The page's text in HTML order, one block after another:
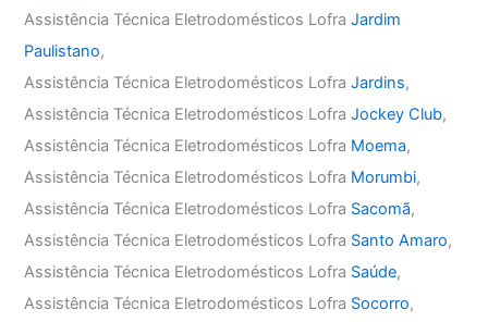
Assistência Técnica Eletrodomésticos LofraJardim
Paulistano,
Assistência Técnica Eletrodomésticos LofraJardins,
Assistência Técnica Eletrodomésticos LofraJockey Club,
Assistência Técnica Eletrodomésticos Lofra Moema,
Assistência Técnica Eletrodomésticos Lofra Morumbi,
Assistência Técnica Eletrodomésticos Lofra Sacomã,
Assistência Técnica Eletrodomésticos Lofra Santo Amaro,
Assistência Técnica Eletrodomésticos Lofra Saúde,
Assistência Técnica Eletrodomésticos Lofra Socorro,